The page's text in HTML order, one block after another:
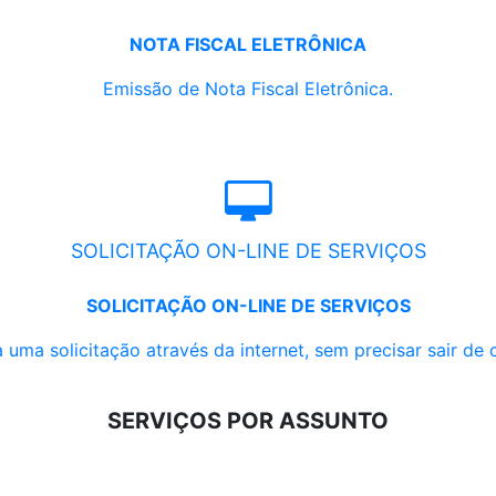
NOTA FISCAL ELETRÔNICA
Emissão de Nota Fiscal Eletrônica.
SOLICITAÇÃO ON-LINE DE SERVIÇOS
SOLICITAÇÃO ON-LINE DE SERVIÇOS
uma solicitação através da internet, sem precisar sair de
SERVIÇOS POR ASSUNTO